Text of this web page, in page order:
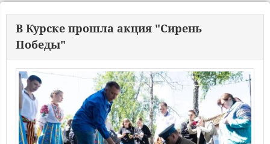
В Курске прошла акция "Сирень
Победы"